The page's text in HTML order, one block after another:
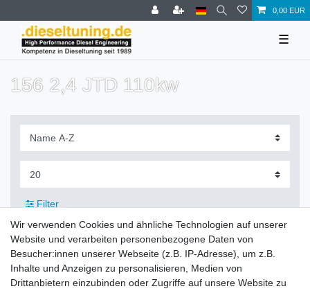
0,00 EUR
☰
156 2,4 JTD 110kw
Filter
Zahlung und Versand
Wir verwenden Cookies und ähnliche Technologien auf unserer
Website und verarbeiten personenbezogene Daten von
Besucher:innen unserer Webseite (z.B. IP-Adresse), um z.B.
Inhalte und Anzeigen zu personalisieren, Medien von
Drittanbietern einzubinden oder Zugriffe auf unsere Website zu